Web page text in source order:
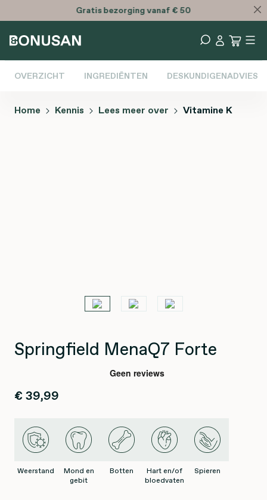
Gratisbezorging vanaf € 50
OVERZICHT INGREDIËNTEN DESKUNDIGENADVIES
Home Kennis Lees meer over Vitamine K
Springfield MenaQ7 Forte
€ 39,99
Weerstand
Mond en
gebit
Botten
Hart en/of
bloedvaten
Spieren